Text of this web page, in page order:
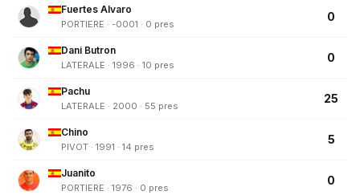
Fuertes Alvaro
PORTIERE · -0001 · 0 pres
0
Dani Butron
LATERALE · 1996 · 10 pres
0
Pachu
LATERALE · 2000 · 55 pres
25
Chino
PIVOT · 1991 · 14 pres
5
Juanito
PORTIERE · 1976 · 0 pres
0